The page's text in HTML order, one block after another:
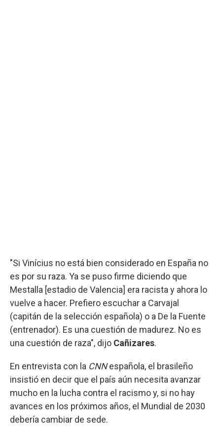
"Si Vinícius no está bien considerado en España no
es por su raza. Ya se puso firme diciendo que
Mestalla [estadio de Valencia] era racista y ahora lo
vuelve a hacer. Prefiero escuchar a Carvajal
(capitán de la selección española) o a De la Fuente
(entrenador). Es una cuestión de madurez. No es
una cuestión de raza", dijo Cañizares.
En entrevista con la CNNespañola, el brasileño
insistió en decir que el país aún necesita avanzar
mucho en la lucha contra el racismo y, si no hay
avances en los próximos años, el Mundial de 2030
debería cambiar de sede.